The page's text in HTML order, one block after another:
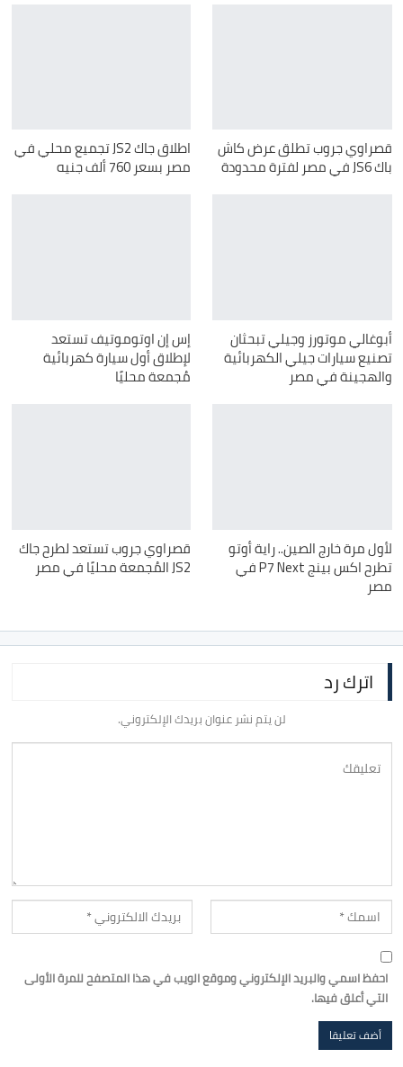
قصراوي جروب تطلق عرض كاش
باك JS6 في مصر لفترة محدودة
اطلاق جاك JS2 تجميع محلي في
مصر بسعر 760 ألف جنيه
أبوغالي موتورز وجيلي تبحثان
تصنيع سيارات جيلي الكهربائية
والهجينة في مصر
إس إن اوتوموتيف تستعد
لإطلاق أول سيارة كهربائية
مُجمعة محليًا
لأول مرة خارج الصين.. راية أوتو
تطرح اكس بينج P7 Next في
مصر
قصراوي جروب تستعد لطرح جاك
JS2 المُجمعة محليًا في مصر
اترك رد
لن يتم نشر عنوان بريدك الإلكتروني.
احفظ اسمي والبريد الإلكتروني وموقع الويب في هذا المتصفح للمرة الأولى
التي أعلق فيها.